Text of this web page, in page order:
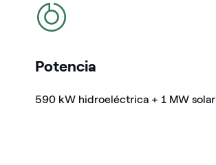
icono
Potencia
590 kW hidroeléctrica + 1 MW solar